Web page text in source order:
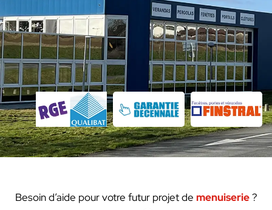
Besoin d’aide pour votre futur projet de menuiserie?